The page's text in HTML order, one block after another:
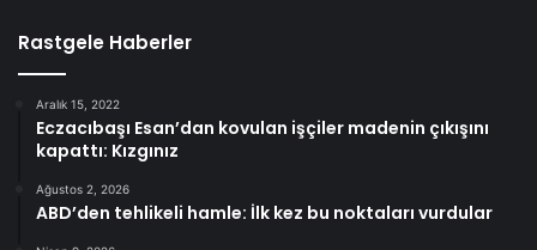
Rastgele Haberler
Aralık 15, 2022
Eczacıbaşı Esan’dan kovulan işçiler madenin çıkışını
kapattı: Kızgınız
Ağustos 2, 2026
ABD’den tehlikeli hamle: İlk kez bu noktaları vurdular